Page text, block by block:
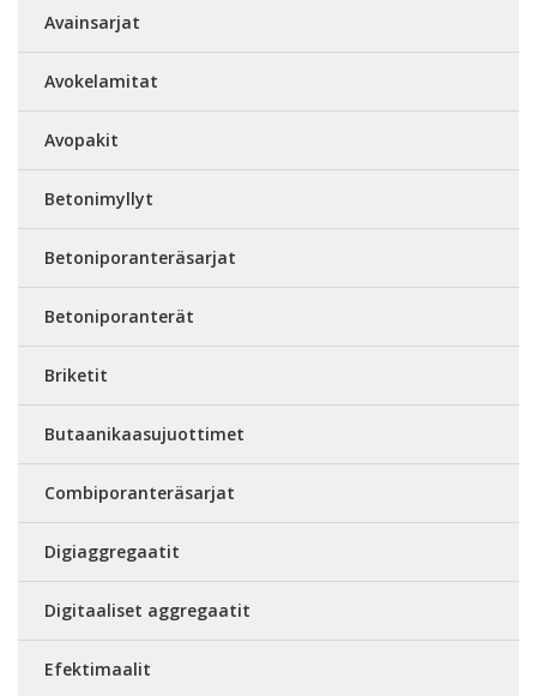
Avainsarjat
Avokelamitat
Avopakit
Betonimyllyt
Betoniporanteräsarjat
Betoniporanterät
Briketit
Butaanikaasujuottimet
Combiporanteräsarjat
Digiaggregaatit
Digitaaliset aggregaatit
Efektimaalit